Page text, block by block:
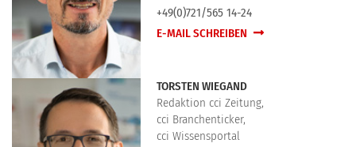
+49(0)721/565 14-24
E-MAIL SCHREIBEN
TORSTEN WIEGAND
Redaktion cci Zeitung,
cci Branchenticker,
cci Wissensportal